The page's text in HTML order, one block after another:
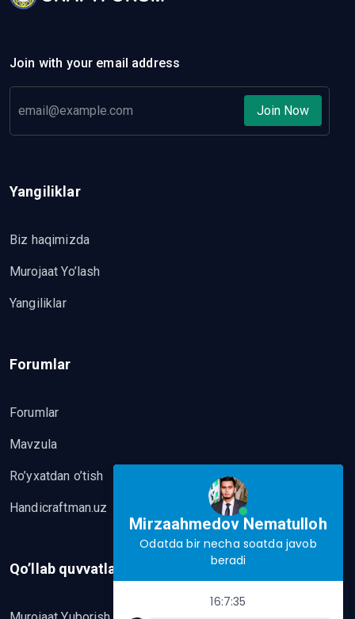
Join with your email address
Join Now
Yangiliklar
Biz haqimizda
Murojaat Yo’lash
Yangiliklar
Forumlar
Forumlar
Mavzula
Ro’yxatdan o’tish
Handicraftman.uz
Qo’llab quvvatlash
Mirzaahmedov Nematulloh
Odatda bir necha soatda javob
beradi
16:7:35